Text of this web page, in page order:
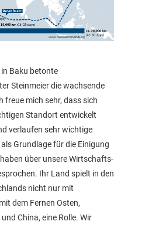
Baku betonte
Steinmeier die wachsende
freue mich sehr, dass sich
Standort entwickelt
verlaufen sehr wichtige
Grundlage für die Einigung
über unsere Wirtschafts-
Ihr Land spielt in den
nicht nur mit
dem Fernen Osten,
China, eine Rolle. Wir